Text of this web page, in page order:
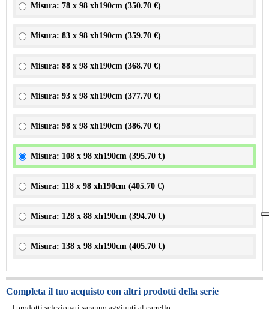
Misura: 78 x 98 xh190cm (350.70 €)
Misura: 83 x 98 xh190cm (359.70 €)
Misura: 88 x 98 xh190cm (368.70 €)
Misura: 93 x 98 xh190cm (377.70 €)
Misura: 98 x 98 xh190cm (386.70 €)
Misura: 108 x 98 xh190cm (395.70 €)
Misura: 118 x 98 xh190cm (405.70 €)
Misura: 128 x 88 xh190cm (394.70 €)
Misura: 138 x 98 xh190cm (405.70 €)
Completa il tuo acquisto con altri prodotti della serie
I prodotti selezionati saranno aggiunti al carrello.